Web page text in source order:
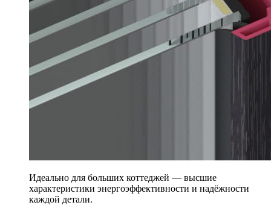
Идеально для больших коттеджей — высшие
характеристики энергоэффективности и надёжности
каждой детали.